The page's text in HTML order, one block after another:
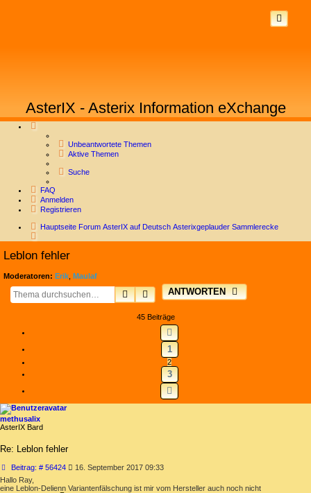
AsterIX - Asterix Information eXchange
Unbeantwortete Themen
Aktive Themen
Suche
FAQ
Anmelden
Registrieren
Hauptseite Forum AsterIX auf Deutsch Asterixgeplauder Sammlerecke
Leblon fehler
Moderatoren: Erik Maulaf
ANTWORTEN
SUCHEERWEITERTE SUCHE
45 Beiträge
VORHERIGE
1
2
3
NÄCHSTE
methusalix
AsterIX Bard
Re: Leblon fehler
Beitrag: # 56424Beitrag16. September 2017 09:33
Hallo Ray,
eine Leblon-Delienn Variantenfälschung ist mir vom Hersteller auch noch nicht